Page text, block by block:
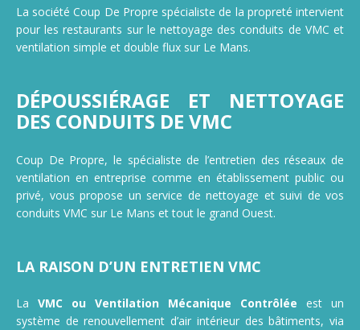
Nettoyage de camions, poids lourds et utilitaires
Nettoyage de gymnase, salle de sport, stade
La société Coup De Propre spécialiste de la propreté intervient
pour les restaurants sur le nettoyage des conduits de VMC et
ventilation simple et double flux sur Le Mans.
DÉPOUSSIÉRAGE ET NETTOYAGE
DES CONDUITS DE VMC
Coup De Propre, le spécialiste de l’entretien des réseaux de
ventilation en entreprise comme en établissement public ou
privé, vous propose un service de nettoyage et suivi de vos
conduits VMC sur Le Mans et tout le grand Ouest.
LA RAISON D’UN ENTRETIEN VMC
La VMC ou Ventilation Mécanique Contrôlée est un
système de renouvellement d’air intérieur des bâtiments, via